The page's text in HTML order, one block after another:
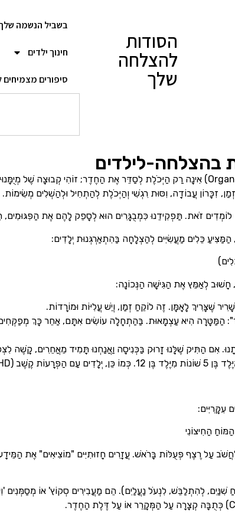
הסודות
להצלחה
שלך
בשביל הנשמה
חינוך ילדים
סיפורים מצמיחים
בהצלחה-לילדים
זְמַן, זִכָּרוֹן עֲבוֹדָה, וִסּוּת רִגְשִׁי וְהַיְּכֹלֶת לְהַתְחִיל וּלְהַשְׁלִים מְשִׂימוֹת.
לוֹמְדִים זֹאת. תַּפְקִידֵנוּ כִּמְבֻגָּרִים הוּא לְסָפֵק לָהֶם אֶת
כֵּלִים מַעֲשִׂיִּים לְהַצְלָחָה בַּהִתְאַרְגְּנוּת יְלָדִים:
חָשׁוּב לְאַמֵּץ אֶת הַגִּישָׁה הַנְּכוֹנָה:
שֶׁצָּרִיךְ לָאָמָּן. זֶה לוֹקֵחַ זְמַן, וְיֵשׁ עֲלִיּוֹת וּמוֹרָדוֹת.
הַמַּטָּרָה הִיא עַצְמָאוּת. בַּהַתְחָלָה עוֹשִׂים אִתָּם, אַחֵר כָּךְ
עִקָּרִיִּים:
עַל רֶצֶף פְּעֻלּוֹת בָּרֹאשׁ. עֲזָרִים חָזוּתִיִּים "מוֹצִיאִים" אֶת
שִׁנַּיִם, לְהִתְלַבֵּשׁ, לִנְעֹל נַעֲלַיִם). הֵם מַעֲבִירִים סְקוֹץ' אוֹ